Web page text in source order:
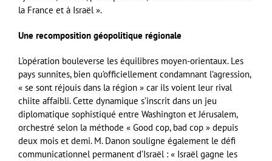
la France et à Israël ».
Une recomposition géopolitique régionale
L’opération bouleverse les équilibres moyen-orientaux. Les
pays sunnites, bien qu’officiellement condamnant l’agression,
« se sont réjouis dans la région » car ils voient leur rival
chiite affaibli. Cette dynamique s’inscrit dans un jeu
diplomatique sophistiqué entre Washington et Jérusalem,
orchestré selon la méthode « Good cop, bad cop » depuis
deux mois et demi. M. Danon souligne également le défi
communicationnel permanent d’Israël : « Israël gagne les